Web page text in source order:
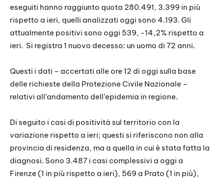
eseguiti hanno raggiunto quota 280.491, 3.399 in più
rispetto a ieri, quelli analizzati oggi sono 4.193. Gli
attualmente positivi sono oggi 539, -14,2% rispetto a
ieri. Si registra 1 nuovo decesso: un uomo di 72 anni.
Questi i dati – accertati alle ore 12 di oggi sulla base
delle richieste della Protezione Civile Nazionale –
relativi all’andamento dell’epidemia in regione.
Di seguito i casi di positività sul territorio con la
variazione rispetto a ieri; questi si riferiscono non alla
provincia di residenza, ma a quella in cui è stata fatta la
diagnosi. Sono 3.487 i casi complessivi a oggi a
Firenze (1 in più rispetto a ieri), 569 a Prato (1 in più),